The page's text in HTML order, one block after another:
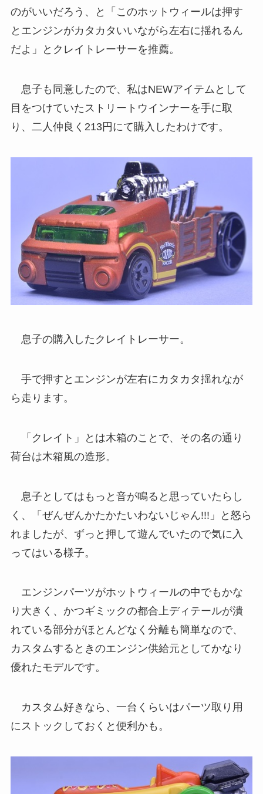
のがいいだろう、と「このホットウィールは押す
とエンジンがカタカタいいながら左右に揺れるん
だよ」とクレイトレーサーを推薦。
息子も同意したので、私はNEWアイテムとして
目をつけていたストリートウインナーを手に取
り、二人仲良く213円にて購入したわけです。
息子の購入したクレイトレーサー。
手で押すとエンジンが左右にカタカタ揺れなが
ら走ります。
「クレイト」とは木箱のことで、その名の通り
荷台は木箱風の造形。
息子としてはもっと音が鳴ると思っていたらし
く、「ぜんぜんかたかたいわないじゃん!!!」と怒ら
れましたが、ずっと押して遊んでいたので気に入
ってはいる様子。
エンジンパーツがホットウィールの中でもかな
り大きく、かつギミックの都合上ディテールが潰
れている部分がほとんどなく分離も簡単なので、
カスタムするときのエンジン供給元としてかなり
優れたモデルです。
カスタム好きなら、一台くらいはパーツ取り用
にストックしておくと便利かも。